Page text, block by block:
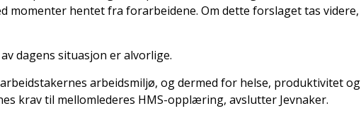
momenter hentet fra forarbeidene. Om dette forslaget tas videre,
dagens situasjon er alvorlige.
arbeidsmiljø, og dermed for helse, produktivitet og
krav til mellomlederes HMS-opplæring, avslutter Jevnaker.